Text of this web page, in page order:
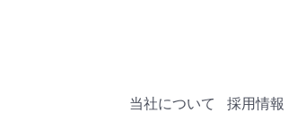
当社について 採用情報